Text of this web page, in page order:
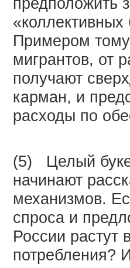
предположить
Примером тому
мигрантов, от
получают
карман, и
расходы по
(5) Целый
начинают
механизмов.
спроса и
России растут
потребления?